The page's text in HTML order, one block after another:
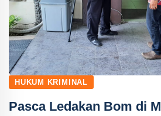
HUKUM KRIMINAL
Pasca Ledakan Bom di